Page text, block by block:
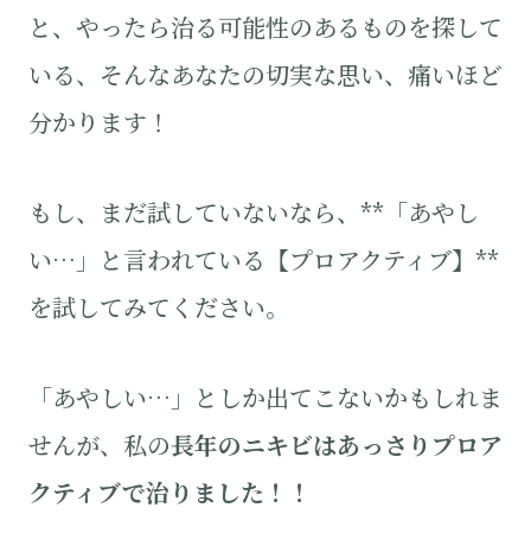
と、やったら治る可能性のあるものを探して
いる、そんなあなたの切実な思い、痛いほど
分かります！
もし、まだ試していないなら、**「あやし
い…」と言われている【プロアクティブ】**
を試してみてください。
「あやしい…」としか出てこないかもしれま
せんが、私の長年のニキビはあっさりプロア
クティブで治りました！！